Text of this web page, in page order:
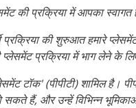
की प्रक्रिया में आपका स्वागत
प्रक्रिया की शुरुआत हमारे
प्रक्रिया में भाग लेने के
टॉक' (पीपीटी) शामिल है।
सकते हैं, और उन्हें विभिन्न